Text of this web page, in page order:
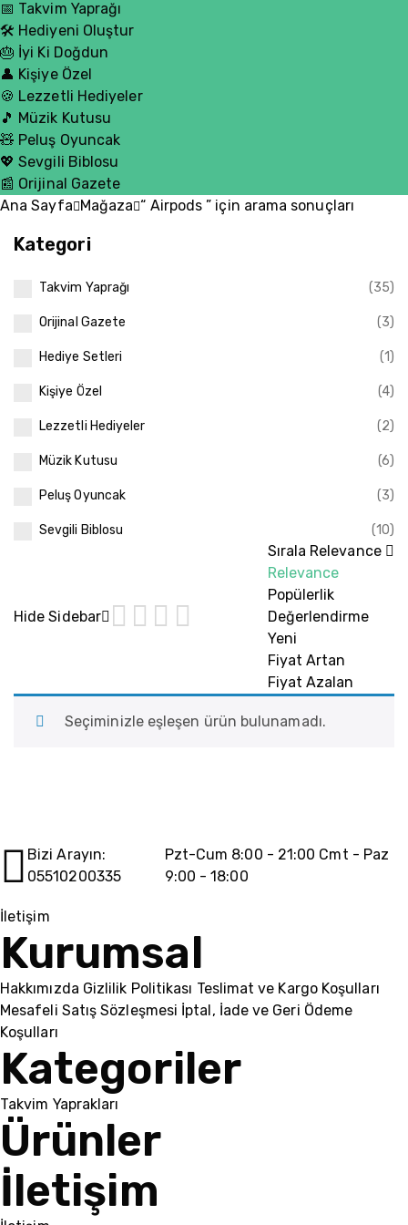
📅 Takvim Yaprağı
🛠️ Hediyeni Oluştur
🎂 İyi Ki Doğdun
👤 Kişiye Özel
🍪 Lezzetli Hediyeler
🎵 Müzik Kutusu
🧸 Peluş Oyuncak
💖 Sevgili Biblosu
📰 Orijinal Gazete
Ana Sayfa Mağaza “ Airpods ” için arama sonuçları
Kategori
Takvim Yaprağı (35)
Orijinal Gazete (3)
Hediye Setleri (1)
Kişiye Özel (4)
Lezzetli Hediyeler (2)
Müzik Kutusu (6)
Peluş Oyuncak (3)
Sevgili Biblosu (10)
Hide Sidebar
Sırala Relevance
Relevance
Popülerlik
Değerlendirme
Yeni
Fiyat Artan
Fiyat Azalan
Seçiminizle eşleşen ürün bulunamadı.
Bizi Arayın:
05510200335
Pzt-Cum 8:00 - 21:00 Cmt - Paz
9:00 - 18:00
İletişim
Kurumsal
Hakkımızda Gizlilik Politikası Teslimat ve Kargo Koşulları
Mesafeli Satış Sözleşmesi İptal, İade ve Geri Ödeme
Koşulları
Kategoriler
Takvim Yaprakları
Ürünler
İletişim